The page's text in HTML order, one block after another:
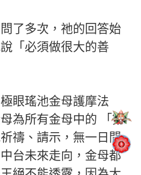
了多次，祂的回答始
「必須做很大的善
眼瑤池金母護摩法
為所有金母中的 「第
禱、請示，無一日間
台未來走向，金母都